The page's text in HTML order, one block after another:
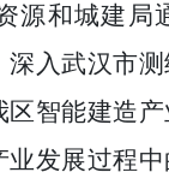
源和城建局
入武汉市
智能建造
发展过程